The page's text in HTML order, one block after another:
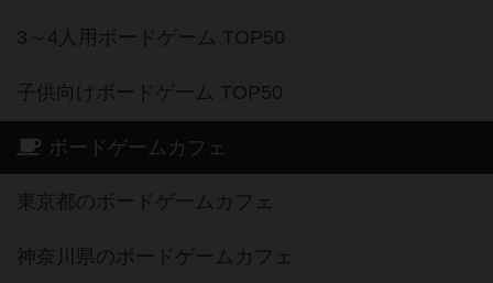
3～4人用ボードゲーム TOP50
子供向けボードゲーム TOP50
ボードゲームカフェ
東京都のボードゲームカフェ
神奈川県のボードゲームカフェ